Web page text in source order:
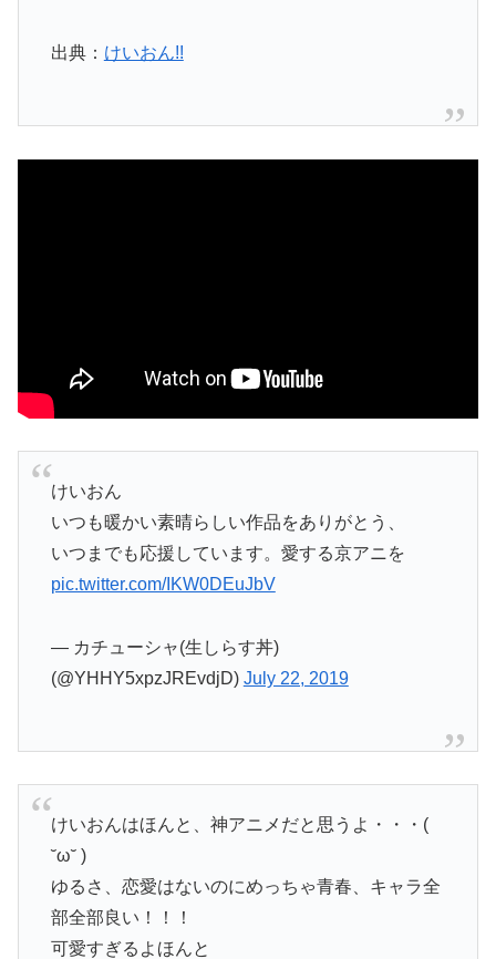
出典： けいおん!!
けいおん
いつも暖かい素晴らしい作品をありがとう、
いつまでも応援しています。愛する京アニを
pic.twitter.com/IKW0DEuJbV
— カチューシャ(生しらす丼)
(@YHHY5xpzJREvdjD) July 22, 2019
けいおんはほんと、神アニメだと思うよ・・・(
˘ω˘ )
ゆるさ、恋愛はないのにめっちゃ青春、キャラ全
部全部良い！！！
可愛すぎるよほんと